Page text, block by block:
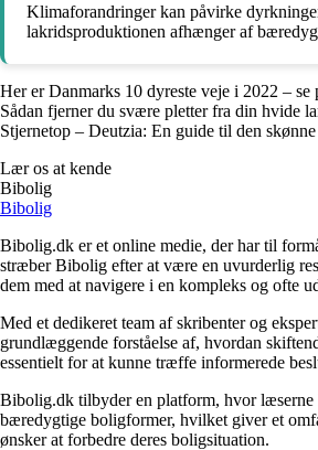
Klimaforandringer kan påvirke
lakridsproduktionen afhænger af
Her er Danmarks 10 dyreste veje i 2022 – se
Sådan fjerner du svære pletter fra din hvide
Stjernetop – Deutzia: En guide til den
Lær os at kende
Bibolig
Bibolig
Bibolig.dk er et online medie, der har til
stræber Bibolig efter at være en uvurderlig
dem med at navigere i en kompleks og ofte
Med et dedikeret team af skribenter og
grundlæggende forståelse af, hvordan
essentielt for at kunne træffe informerede
Bibolig.dk tilbyder en platform, hvor
bæredygtige boligformer, hvilket giver et
ønsker at forbedre deres boligsituation.